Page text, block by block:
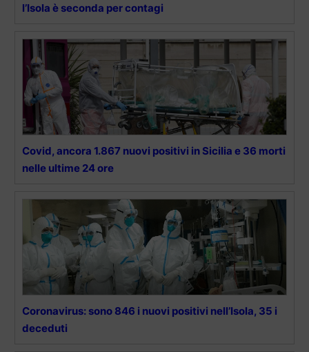
l’Isola è seconda per contagi
Covid, ancora 1.867 nuovi positivi in Sicilia e 36 morti
nelle ultime 24 ore
Coronavirus: sono 846 i nuovi positivi nell’Isola, 35 i
deceduti